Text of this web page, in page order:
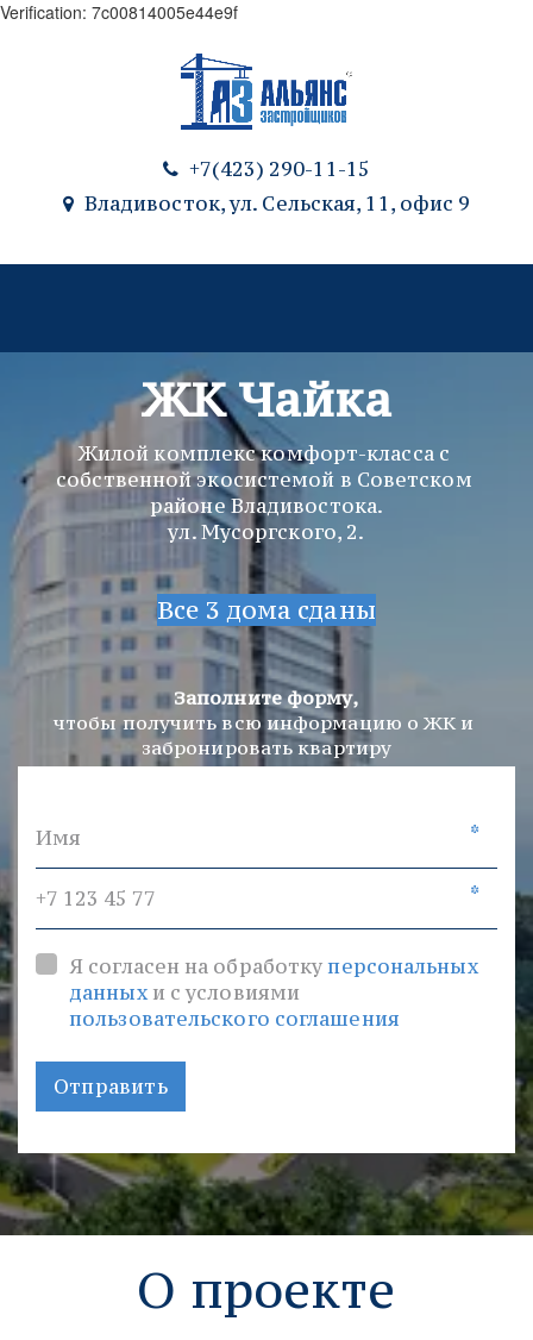
Verification: 7c00814005e44e9f
+7(423) 290-11-15
Владивосток, ул. Сельская, 11, офис 9
ЖК Чайка
Жилой комплекс комфорт-класса с
собственной экосистемой в Советском
районе Владивостока.
ул. Мусоргского, 2.
Все 3 дома сданы
Заполните форму,
чтобы получить всю информацию о ЖК и
забронировать квартиру
*
*
Я согласен на обработкуперсональных
данныхи с условиями
пользовательского соглашения
Отправить
О проекте